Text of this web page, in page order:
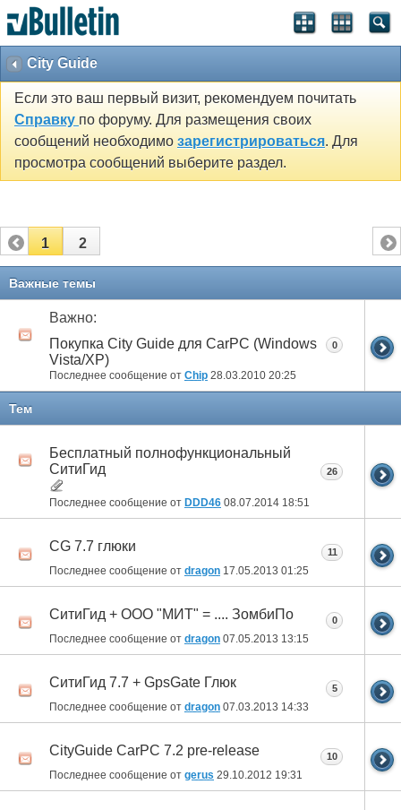
City Guide
Если это ваш первый визит, рекомендуем почитать
Справку по форуму. Для размещения своих
сообщений необходимо зарегистрироваться. Для
просмотра сообщений выберите раздел.
1 2
Важные темы
Важно:
Покупка City Guide для CarPC (Windows
Vista/XP)
Последнее сообщение от Chip 28.03.2010 20:25
0
Тем
Бесплатный полнофункциональный
СитиГид
Последнее сообщение от DDD46 08.07.2014 18:51
26
CG 7.7 глюки
Последнее сообщение от dragon 17.05.2013 01:25
11
СитиГид + ООО "МИТ" = .... ЗомбиПо
Последнее сообщение от dragon 07.05.2013 13:15
0
СитиГид 7.7 + GpsGate Глюк
Последнее сообщение от dragon 07.03.2013 14:33
5
CityGuide CarPC 7.2 pre-release
Последнее сообщение от gerus 29.10.2012 19:31
10